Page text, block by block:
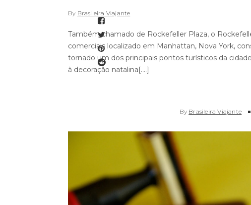
By Brasileira Viajante
Também chamado de Rockefeller Plaza, o
comerciais localizado em Manhattan, Nova York,
tornado um dos principais pontos turísticos da
à decoração natalina[....]
By Brasileira Viajante